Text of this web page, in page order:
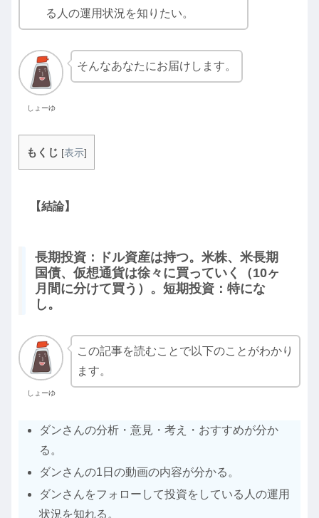
る人の運用状況を知りたい。
しょーゆ
そんなあなたにお届けします。
もくじ [表示]
【結論】
長期投資：ドル資産は持つ。米株、米長期
国債、仮想通貨は徐々に買っていく（10ヶ
月間に分けて買う）。短期投資：特にな
し。
しょーゆ
この記事を読むことで以下のことがわかり
ます。
ダンさんの分析・意見・考え・おすすめが分か
る。
ダンさんの1日の動画の内容が分かる。
ダンさんをフォローして投資をしている人の運用
状況を知れる。